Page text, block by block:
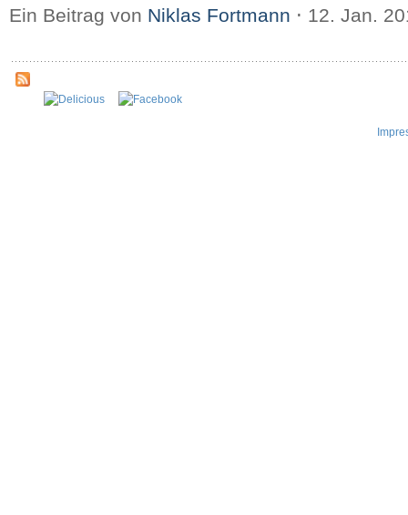
Ein Beitrag von Niklas Fortmann ⋅ 12. Jan.